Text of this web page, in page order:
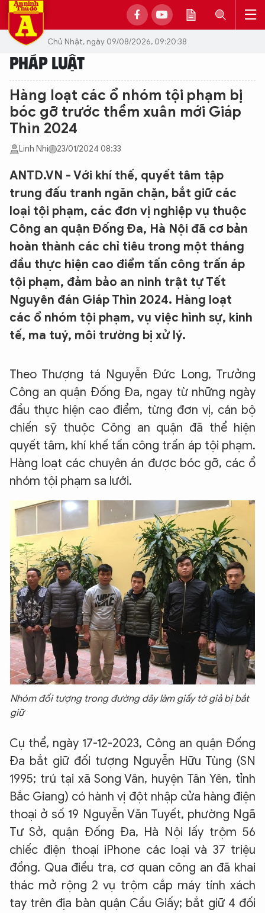
Chủ Nhật, ngày 09/08/2026, 09:20:38
PHÁP LUẬT
Hàng loạt các ổ nhóm tội phạm bị
bóc gỡ trước thềm xuân mới Giáp
Thìn 2024
Linh Nhi 23/01/2024 08:33
ANTD.VN - Với khí thế, quyết tâm tập
trung đấu tranh ngăn chặn, bắt giữ các
loại tội phạm, các đơn vị nghiệp vụ thuộc
Công an quận Đống Đa, Hà Nội đã cơ bản
hoàn thành các chỉ tiêu trong một tháng
đầu thực hiện cao điểm tấn công trấn áp
tội phạm, đảm bảo an ninh trật tự Tết
Nguyên đán Giáp Thìn 2024. Hàng loạt
các ổ nhóm tội phạm, vụ việc hình sự, kinh
tế, ma tuý, môi trường bị xử lý.
Theo Thượng tá Nguyễn Đức Long, Trưởng
Công an quận Đống Đa, ngay từ những ngày
đầu thực hiện cao điểm, từng đơn vị, cán bộ
chiến sỹ thuộc Công an quận đã thể hiện
quyết tâm, khí khế tấn công trấn áp tội phạm.
Hàng loạt các chuyên án được bóc gỡ, các ổ
nhóm tội phạm sa lưới.
Nhóm đối tượng trong đường dây làm giấy tờ giả bị bắt
giữ
Cụ thể, ngày 17-12-2023, Công an quận Đống
Đa bắt giữ đối tượng Nguyễn Hữu Tùng (SN
1995; trú tại xã Song Vân, huyện Tân Yên, tỉnh
Bắc Giang) có hành vị đột nhập cửa hàng điện
thoại ở số 19 Nguyễn Văn Tuyết, phường Ngã
Tư Sở, quận Đống Đa, Hà Nội lấy trộm 56
chiếc điện thoại iPhone các loại và 37 triệu
đồng. Qua điều tra, cơ quan công an đã khai
thác mở rộng 2 vụ trộm cắp máy tính xách
tay trên địa bàn quận Cầu Giấy; bắt giữ 4 đối